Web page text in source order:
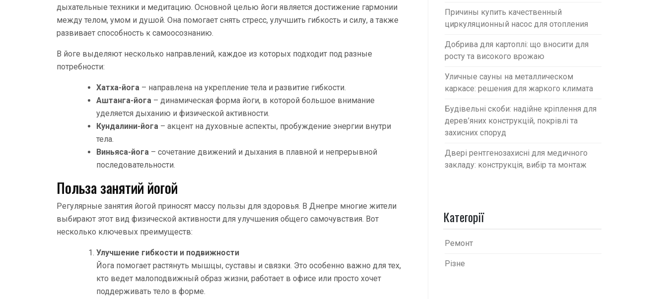
дыхательные техники и медитацию. Основной целью йоги является достижение гармонии
между телом, умом и душой. Она помогает снять стресс, улучшить гибкость и силу, а также
развивает способность к самоосознанию.
В йоге выделяют несколько направлений, каждое из которых подходит под разные
потребности:
Хатха-йога – направлена на укрепление тела и развитие гибкости.
Аштанга-йога – динамическая форма йоги, в которой большое внимание
уделяется дыханию и физической активности.
Кундалини-йога – акцент на духовные аспекты, пробуждение энергии внутри
тела.
Виньяса-йога – сочетание движений и дыхания в плавной и непрерывной
последовательности.
Польза занятий йогой
Регулярные занятия йогой приносят массу пользы для здоровья. В Днепре многие жители
выбирают этот вид физической активности для улучшения общего самочувствия. Вот
несколько ключевых преимуществ:
Улучшение гибкости и подвижности
Йога помогает растянуть мышцы, суставы и связки. Это особенно важно для тех,
кто ведет малоподвижный образ жизни, работает в офисе или просто хочет
поддерживать тело в форме.
Причины купить качественный
циркуляционный насос для отопления
Добрива для картоплі: що вносити для
росту та високого врожаю
Уличные сауны на металлическом
каркасе: решения для жаркого климата
Будівельні скоби: надійне кріплення для
дерев’яних конструкцій, покрівлі та
захисних споруд
Двері рентгенозахисні для медичного
закладу: конструкція, вибір та монтаж
Категорії
Ремонт
Різне